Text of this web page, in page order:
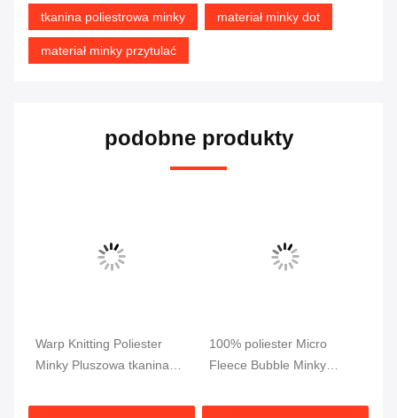
tkanina poliestrowa minky materiał minky dot
materiał minky przytulać
podobne produkty
Warp Knitting Poliester
Minky Pluszowa tkanina
100% poliester Micro
Fleece Bubble Minky
Certyfikat OEKO